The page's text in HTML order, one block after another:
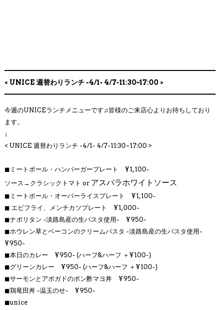
< UNICE 週替わりランチ -4/1- 4/7-11:30~17:00 >
今週のUNICEランチメニューです♫皆様のご来店心よりお待ちしており
ます。
↓
< UNICE 週替わりランチ -4/1- 4/7-11:30~17:00 >
◼︎ ミートボール・ハンバーガープレート ¥1,100-
ソース→クラシックトマト or アスパラホワイトソース
◼︎ ミートボール・オーバーライスプレート ¥1,100-
◼︎ エビフライ、メンチカツプレート
¥1,000-
◼︎ナポリタン -淡路島産の生パスタ使用- ¥950-
◼︎ホウレン草とベーコンのクリームパスタ -淡路島産の生パスタ使用-
¥950-
◼︎本日のカレー ¥950- (ハーフ&ハーフ ＋¥100-)
◼︎グリーンカレー ¥950- (ハーフ&ハーフ ＋¥100-)
◼︎サーモンとアボガドのポン酢マヨ丼 ¥950-
◼︎鶏竜田丼 -温玉のせ- ¥950-
◼︎unice